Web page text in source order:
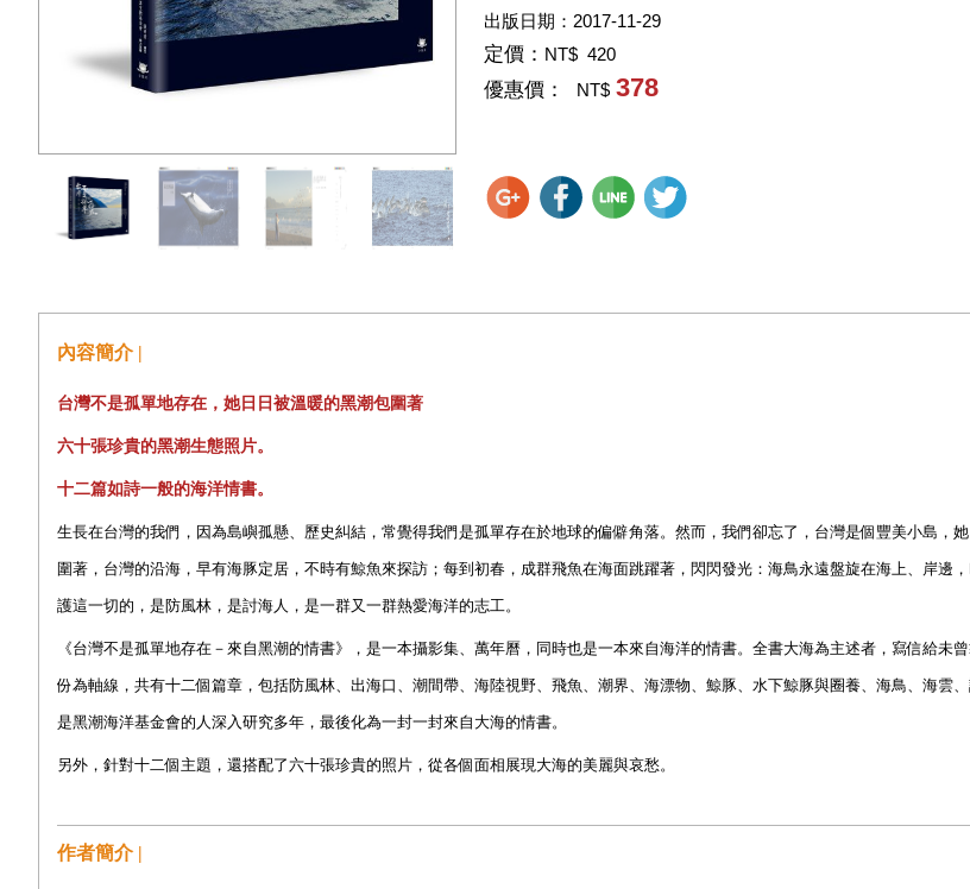
出版日期： 2017-11-29
定價： NT$ 420
優惠價： NT$ 378
內容簡介 |
台灣不是孤單地存在，她日日被溫暖的黑潮包圍著
六十張珍貴的黑潮生態照片。
十二篇如詩一般的海洋情書。
生長在台灣的我們，因為島嶼孤懸、歷史糾結，常覺得我們是孤單存在於地球的偏僻角落。然而，我們卻忘了，台灣是個豐美小島，
圍著，台灣的沿海，早有海豚定居，不時有鯨魚來探訪；每到初春，成群飛魚在海面跳躍著，閃閃發光：海鳥永遠盤旋在海上、岸邊
護這一切的，是防風林，是討海人，是一群又一群熱愛海洋的志工。
《台灣不是孤單地存在－來自黑潮的情書》，是一本攝影集、萬年曆，同時也是一本來自海洋的情書。全書大海為主述者，寫信給未
份為軸線，共有十二個篇章，包括防風林、出海口、潮間帶、海陸視野、飛魚、潮界、海漂物、鯨豚、水下鯨豚與圈養、海鳥、海雲
是黑潮海洋基金會的人深入研究多年，最後化為一封一封來自大海的情書。
另外，針對十二個主題，還搭配了六十張珍貴的照片，從各個面相展現大海的美麗與哀愁。
作者簡介 |